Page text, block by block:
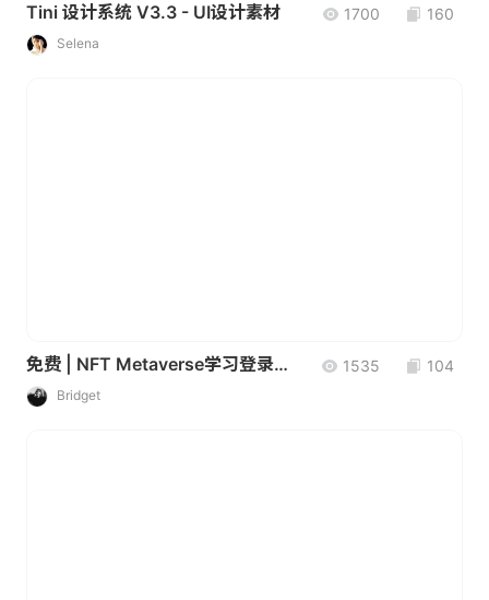
Tini 设计系统 V3.3 - UI设计素材 1700 160
Selena
免费 | NFT Metaverse学习登录网页移动响应式设计 | Moazan Ali Ghurki设计有限公司 1535 104
Bridget